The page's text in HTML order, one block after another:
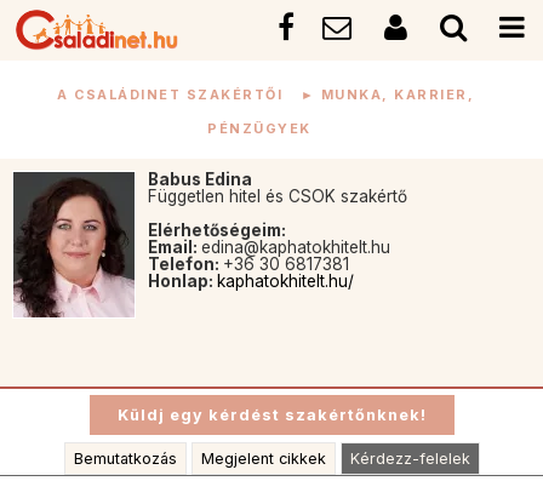
A CSALÁDINET SZAKÉRTŐI ► MUNKA, KARRIER,
PÉNZÜGYEK
Babus Edina
Független hitel és CSOK szakértő
Elérhetőségeim:
Email: edina@kaphatokhitelt.hu
Telefon: +36 30 6817381
Honlap: kaphatokhitelt.hu/
Bemutatkozás Megjelent cikkek Kérdezz-felelek